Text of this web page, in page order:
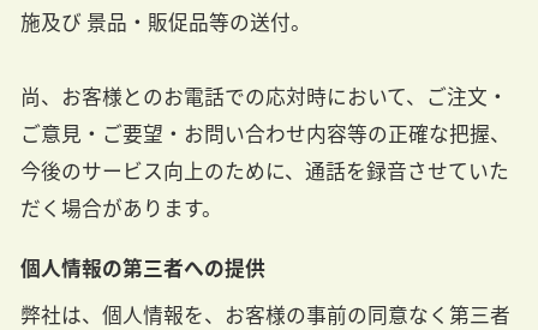
施及び 景品・販促品等の送付。
尚、お客様とのお電話での応対時において、ご注文・
ご意見・ご要望・お問い合わせ内容等の正確な把握、
今後のサービス向上のために、通話を録音させていた
だく場合があります。
個人情報の第三者への提供
弊社は、個人情報を、お客様の事前の同意なく第三者